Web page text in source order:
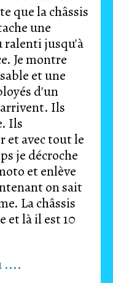
que la châssis
une
ralenti jusqu'à
Je montre
et une
d'un
Ils
Ils
et avec tout le
je décroche
et enlève
on sait
La châssis
et là il est 10